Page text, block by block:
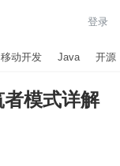
登录
移动开发 Java 开源
模式详解